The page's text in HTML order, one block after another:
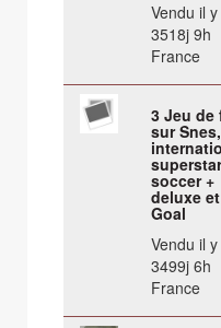
Vendu il
3518j 9h
France
3 Jeu de
sur Snes,
soccer +
deluxe et
Goal
Vendu il
3499j 6h
France